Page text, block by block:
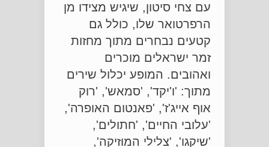
עם צחי סיטון, שיגיש מצידו מן
הרפרטואר שלו, כולל גם
קטעים נבחרים מתוך מחזות
זמר ישראלים מוכרים
ואהובים. המופע יכלול שירים
מתוך: 'ו'יקד', 'סמאש', 'רוק
אוף אייג'ז', 'פאנטום האופרה',
'עלובי החיים', 'חתולים',
'שיקגו', 'צלילי המוזיקה',